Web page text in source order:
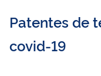
Patentes de
covid-19